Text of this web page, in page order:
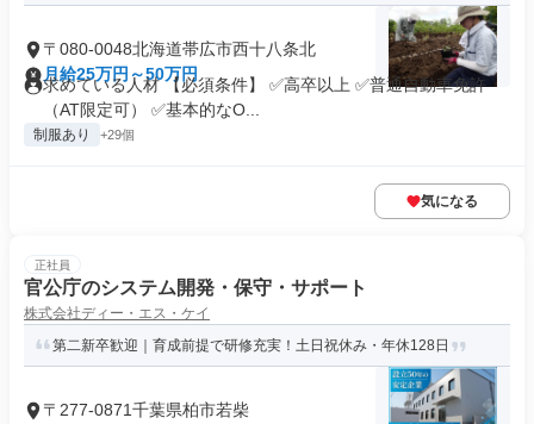
〒080-0048北海道帯広市西十八条北
月給25万円～50万円
求めている人材 【必須条件】 ✅高卒以上 ✅普通自動車免許
（AT限定可） ✅基本的なO...
制服あり +29個
気になる
正社員
官公庁のシステム開発・保守・サポート
株式会社ディー・エス・ケイ
第二新卒歓迎｜育成前提で研修充実！土日祝休み・年休128日
〒277-0871千葉県柏市若柴